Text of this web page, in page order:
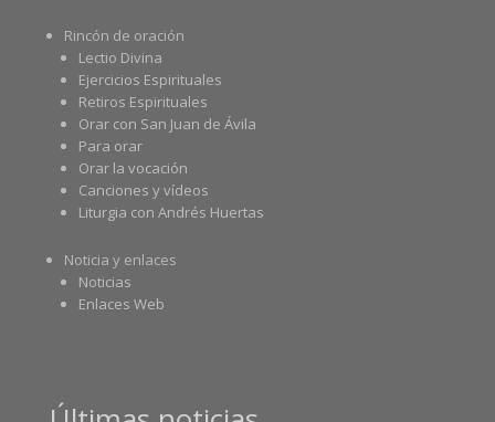
Rincón de oración
Lectio Divina
Ejercicios Espirituales
Retiros Espirituales
Orar con San Juan de Ávila
Para orar
Orar la vocación
Canciones y vídeos
Liturgia con Andrés Huertas
Noticia y enlaces
Noticias
Enlaces Web